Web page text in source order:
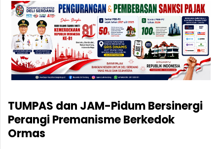
TUMPAS dan JAM-Pidum Bersinergi
Perangi Premanisme Berkedok
Ormas